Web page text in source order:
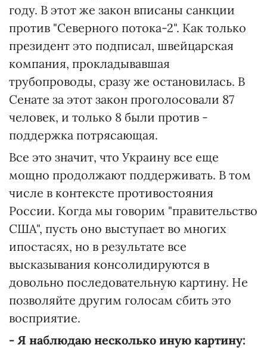
году. В этот же закон вписаны санкции
против "Северного потока-2". Как только
президент это подписал, швейцарская
компания, прокладывавшая
трубопроводы, сразу же остановилась. В
Сенате за этот закон проголосовали 87
человек, и только 8 были против -
поддержка потрясающая.
Все это значит, что Украину все еще
мощно продолжают поддерживать. В том
числе в контексте противостояния
России. Когда мы говорим "правительство
США", пусть оно выступает во многих
ипостасях, но в результате все
высказывания консолидируются в
довольно последовательную картину. Не
позволяйте другим голосам сбить это
восприятие.
- Я наблюдаю несколько иную картину: